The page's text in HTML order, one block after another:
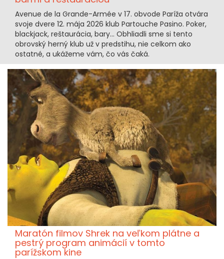
Avenue de la Grande-Armée v 17. obvode Paríža otvára
svoje dvere 12. mája 2026 klub Partouche Pasino. Poker,
blackjack, reštaurácia, bary... Obhliadli sme si tento
obrovský herný klub už v predstihu, nie celkom ako
ostatné, a ukážeme vám, čo vás čaká.
Maratón filmov Shrek na veľkom plátne a
pestrý program animácií v tomto
parížskom kine